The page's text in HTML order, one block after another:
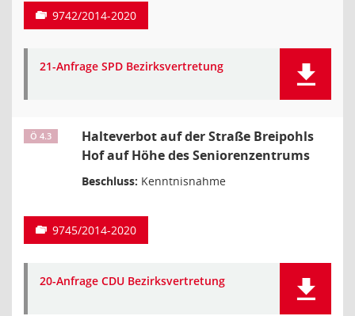
9742/2014-2020
21-Anfrage SPD Bezirksvertretung
Ö 4.3
Halteverbot auf der Straße Breipohls
Hof auf Höhe des Seniorenzentrums
Beschluss: Kenntnisnahme
9745/2014-2020
20-Anfrage CDU Bezirksvertretung